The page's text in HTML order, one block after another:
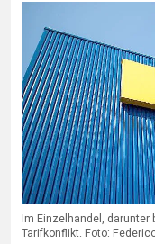
Im Einzelhandel,
Tarifkonflikt. Foto: